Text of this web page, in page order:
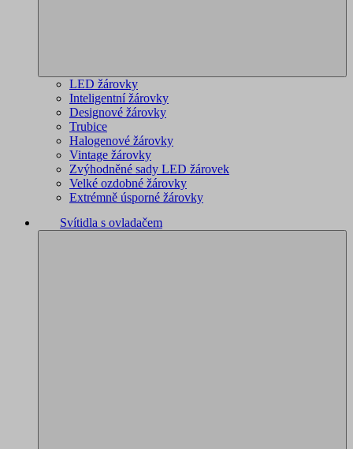
LED žárovky
Inteligentní žárovky
Designové žárovky
Trubice
Halogenové žárovky
Vintage žárovky
Zvýhodněné sady LED žárovek
Velké ozdobné žárovky
Extrémně úsporné žárovky
Svítidla s ovladačem